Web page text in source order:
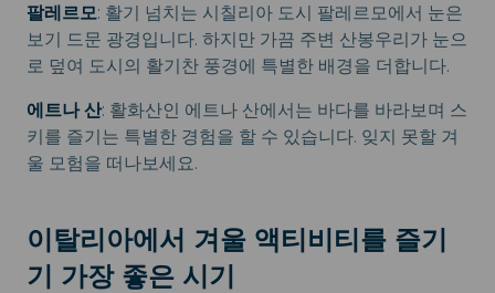
팔레르모: 활기 넘치는 시칠리아 도시 팔레르모에서 눈은
보기 드문 광경입니다. 하지만 가끔 주변 산봉우리가 눈으
로 덮여 도시의 활기찬 풍경에 특별한 배경을 더합니다.
에트나 산: 활화산인 에트나 산에서는 바다를 바라보며 스
키를 즐기는 특별한 경험을 할 수 있습니다. 잊지 못할 겨
울 모험을 떠나보세요.
이탈리아에서 겨울 액티비티를 즐기
기 가장 좋은 시기